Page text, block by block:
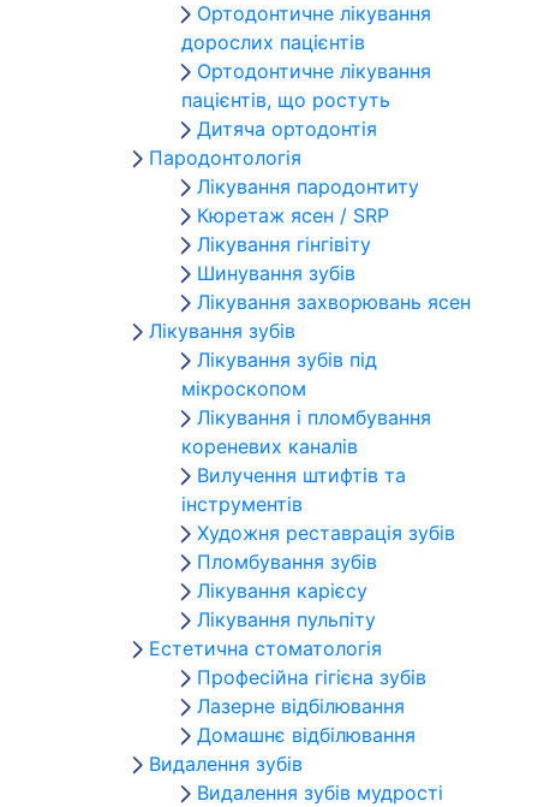
Ортодонтичне лікування
дорослих пацієнтів
Ортодонтичне лікування
пацієнтів, що ростуть
Дитяча ортодонтія
Пародонтологія
Лікування пародонтиту
Кюретаж ясен / SRP
Лікування гінгівіту
Шинування зубів
Лікування захворювань ясен
Лікування зубів
Лікування зубів під
мікроскопом
Лікування і пломбування
кореневих каналів
Вилучення штифтів та
інструментів
Художня реставрація зубів
Пломбування зубів
Лікування карієсу
Лікування пульпіту
Естетична стоматологія
Професійна гігієна зубів
Лазерне відбілювання
Домашнє відбілювання
Видалення зубів
Видалення зубів мудрості